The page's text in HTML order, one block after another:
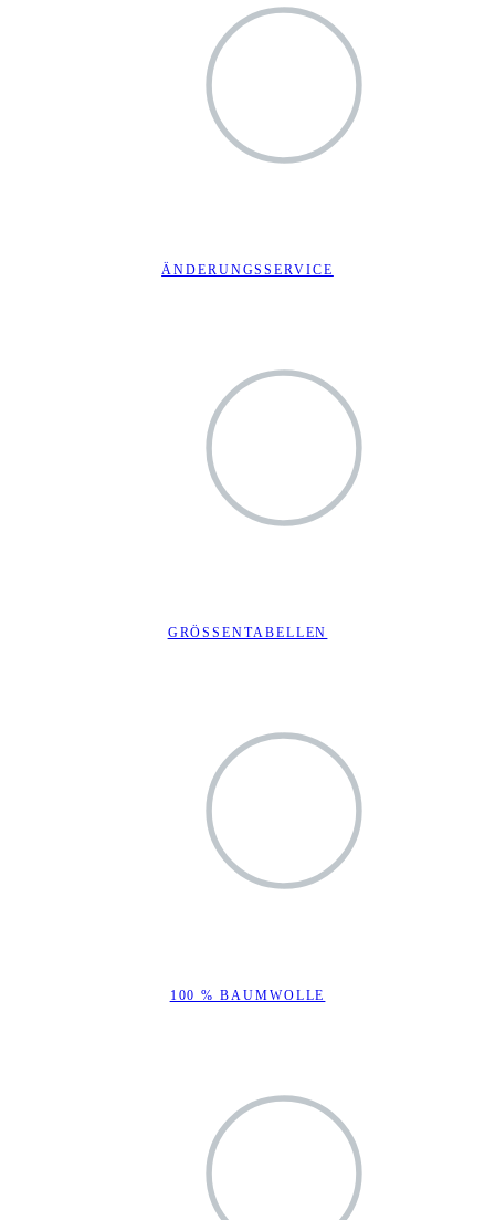
ÄNDERUNGSSERVICE
GRÖSSENTABELLEN
100 % BAUMWOLLE